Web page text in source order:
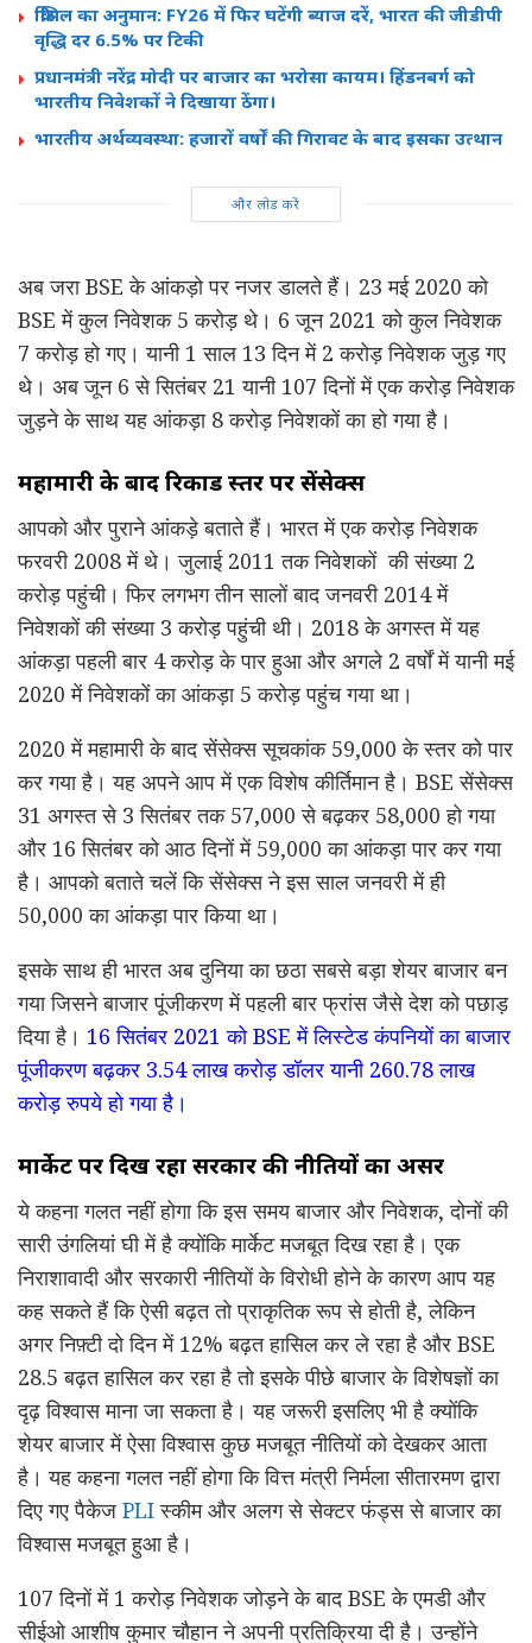
क्रिसिल का अनुमान: FY26 में फिर घटेंगी ब्याज दरें, भारत की जीडीपी
वृद्धि दर 6.5% पर टिकी
प्रधानमंत्री नरेंद्र मोदी पर बाजार का भरोसा कायम। हिंडनबर्ग को
भारतीय निवेशकों ने दिखाया ठेंगा।
भारतीय अर्थव्यवस्था: हजारों वर्षों की गिरावट के बाद इसका उत्थान
और लोड करें
अब जरा BSE के आंकड़ो पर नजर डालते हैं। 23 मई 2020 को
BSE में कुल निवेशक 5 करोड़ थे। 6 जून 2021 को कुल निवेशक
7 करोड़ हो गए। यानी 1 साल 13 दिन में 2 करोड़ निवेशक जुड़ गए
थे। अब जून 6 से सितंबर 21 यानी 107 दिनों में एक करोड़ निवेशक
जुड़ने के साथ यह आंकड़ा 8 करोड़ निवेशकों का हो गया है।
महामारी के बाद रिकार्ड स्तर पर सेंसेक्स
आपको और पुराने आंकड़े बताते हैं। भारत में एक करोड़ निवेशक
फरवरी 2008 में थे। जुलाई 2011 तक निवेशकों की संख्या 2
करोड़ पहुंची। फिर लगभग तीन सालों बाद जनवरी 2014 में
निवेशकों की संख्या 3 करोड़ पहुंची थी। 2018 के अगस्त में यह
आंकड़ा पहली बार 4 करोड़ के पार हुआ और अगले 2 वर्षों में यानी मई
2020 में निवेशकों का आंकड़ा 5 करोड़ पहुंच गया था।
2020 में महामारी के बाद सेंसेक्स सूचकांक 59,000 के स्तर को पार
कर गया है। यह अपने आप में एक विशेष कीर्तिमान है। BSE सेंसेक्स
31 अगस्त से 3 सितंबर तक 57,000 से बढ़कर 58,000 हो गया
और 16 सितंबर को आठ दिनों में 59,000 का आंकड़ा पार कर गया
है। आपको बताते चलें कि सेंसेक्स ने इस साल जनवरी में ही
50,000 का आंकड़ा पार किया था।
इसके साथ ही भारत अब दुनिया का छठा सबसे बड़ा शेयर बाजार बन
गया जिसने बाजार पूंजीकरण में पहली बार फ्रांस जैसे देश को पछाड़
दिया है। 16 सितंबर 2021 को BSE में लिस्टेड कंपनियों का बाजार
पूंजीकरण बढ़कर 3.54 लाख करोड़ डॉलर यानी 260.78 लाख
करोड़ रुपये हो गया है।
मार्केट पर दिख रहा सरकार की नीतियों का असर
ये कहना गलत नहीं होगा कि इस समय बाजार और निवेशक, दोनों की
सारी उंगलियां घी में है क्योंकि मार्केट मजबूत दिख रहा है। एक
निराशावादी और सरकारी नीतियों के विरोधी होने के कारण आप यह
कह सकते हैं कि ऐसी बढ़त तो प्राकृतिक रूप से होती है, लेकिन
अगर निफ़्टी दो दिन में 12% बढ़त हासिल कर ले रहा है और BSE
28.5 बढ़त हासिल कर रहा है तो इसके पीछे बाजार के विशेषज्ञों का
दृढ़ विश्वास माना जा सकता है। यह जरूरी इसलिए भी है क्योंकि
शेयर बाजार में ऐसा विश्वास कुछ मजबूत नीतियों को देखकर आता
है। यह कहना गलत नहीं होगा कि वित्त मंत्री निर्मला सीतारमण द्वारा
दिए गए पैकेज PLIस्कीम और अलग से सेक्टर फंड्स से बाजार का
विश्वास मजबूत हुआ है।
107 दिनों में 1 करोड़ निवेशक जोड़ने के बाद BSE के एमडी और
सीईओ आशीष कुमार चौहान ने अपनी प्रतिक्रिया दी है। उन्होंने